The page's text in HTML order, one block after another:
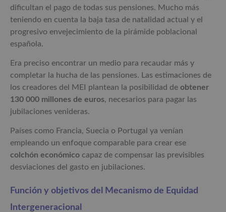
dificultan el pago de todas sus pensiones. Mucho más
teniendo en cuenta la baja tasa de natalidad actual y el
progresivo envejecimiento de la pirámide poblacional
española.
Era preciso encontrar un medio para recaudar más y
completar la hucha de las pensiones. Las estimaciones de
los creadores del MEI plantean la posibilidad de obtener
130 000 millones de euros, necesarios para pagar las
jubilaciones venideras.
Países como Francia, Suecia o Portugal ya venían
empleando un enfoque comparable para crear ese
colchón económico capaz de compensar las previsibles
desviaciones del gasto en jubilaciones.
Función y objetivos del Mecanismo de Equidad
Intergeneracional